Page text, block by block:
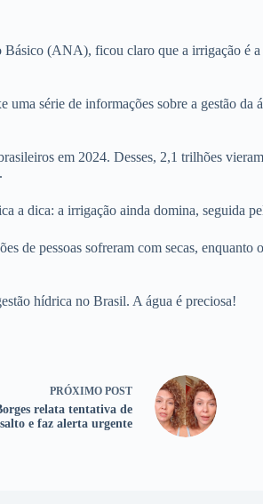
(ANA), ficou claro que a irrigação é
série de informações sobre a gestão da
em 2024. Desses, 2,1 trilhões
a dica: a irrigação ainda domina, seguida
de pessoas sofreram com secas,
hídrica no Brasil. A água é preciosa!
PRÓXIMO POST
relata tentativa de
e faz alerta urgente